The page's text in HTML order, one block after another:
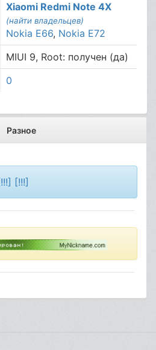
Xiaomi Redmi Note 4X
(найти владельцев)
Nokia E66, Nokia E72
MIUI 9, Root: получен (да)
0
Разное
[!!!]